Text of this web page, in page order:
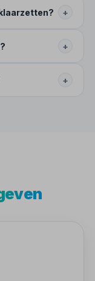
+
+
+